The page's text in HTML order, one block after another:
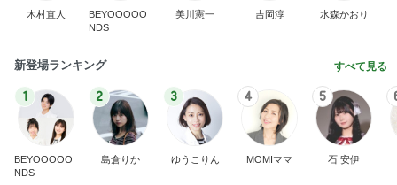
木村直人
BEYOOOOO
NDS
美川憲一 吉岡淳 水森かおり
新登場ランキング すべて見る
1
BEYOOOOO
NDS
2
島倉りか
3
ゆうこりん
4
MOMIママ
5
石 安伊